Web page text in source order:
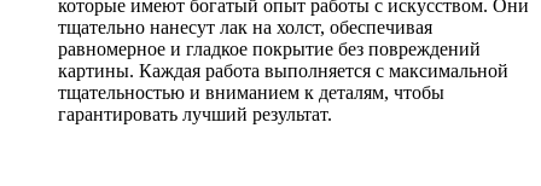
которые имеют богатый опыт работы с искусством. Они
тщательно нанесут лак на холст, обеспечивая
равномерное и гладкое покрытие без повреждений
картины. Каждая работа выполняется с максимальной
тщательностью и вниманием к деталям, чтобы
гарантировать лучший результат.